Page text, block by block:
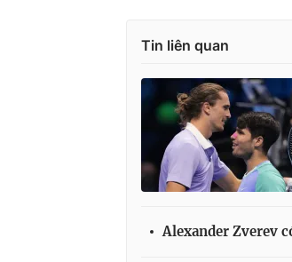
Tin liên quan
Alexander Zverev